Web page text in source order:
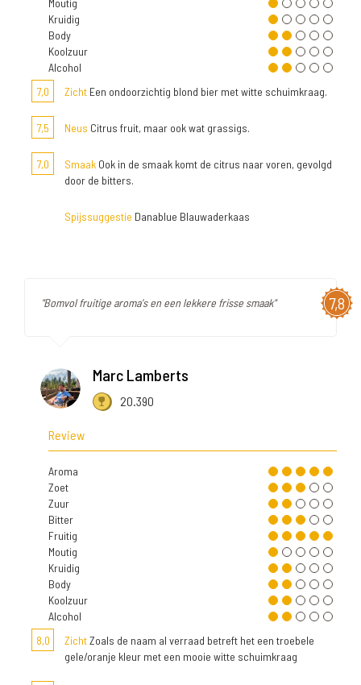
Moutig
Kruidig
Body
Koolzuur
Alcohol
7,0
Zicht Een ondoorzichtig blond bier met witte schuimkraag.
7,5 Neus Citrus fruit, maar ook wat grassigs.
7,0 Smaak Ook in de smaak komt de citrus naar voren, gevolgd
door de bitters.
Spijssuggestie Danablue Blauwaderkaas
7,8
"Bomvol fruitige aroma's en een lekkere frisse smaak"
Marc Lamberts
20.390
Review
Aroma
Zoet
Zuur
Bitter
Fruitig
Moutig
Kruidig
Body
Koolzuur
Alcohol
8,0
ZichtZoals de naam al verraad betreft het een troebele
gele/oranje kleur met een mooie witte schuimkraag